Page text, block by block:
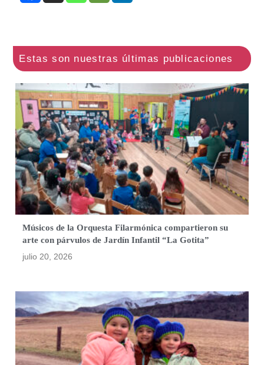
Músicos de la Orquesta Filarmónica compartieron su
arte con párvulos de Jardín Infantil “La Gotita”
julio 20, 2026